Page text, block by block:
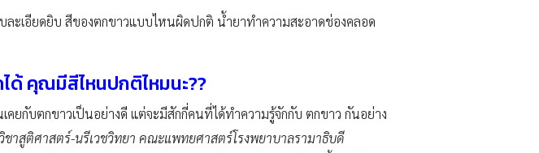
ละเอียดยิบ สีของตกขาวแบบไหนผิดปกติ น้ำยาทำความสะอาดช่องคลอด
ด้ คุณมีสีไหนปกติไหมนะ??
ยกับตกขาวเป็นอย่างดี แต่จะมีสักกี่คนที่ได้ทำความรู้จักกับ ตกขาว กันอย่าง
สูติศาสตร์-นรีเวชวิทยา คณะแพทยศาสตร์โรงพยาบาลรามาธิบดี